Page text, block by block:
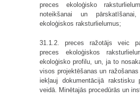
preces ekoloģisko
noteikšanai un
ekoloģiskos raksturlielumus;
31.1.2. preces ražotājs veic
preces ekoloģiskos
ekoloģisko profilu, un, ja to
visos projektēšanas un
iekļauj dokumentācijā rakstisku
veidā. Minētajās procedūrās un